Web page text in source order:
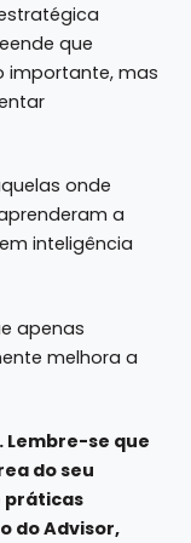
que
importante, mas
onde
a
inteligência
apenas
melhora a
se que
do seu
práticas
do Advisor,